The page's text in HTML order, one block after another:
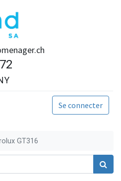
Se connecter
GT316